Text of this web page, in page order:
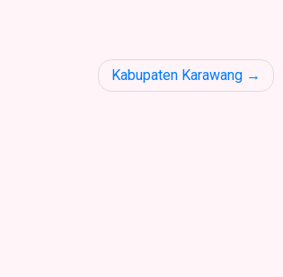
Kabupaten Karawang